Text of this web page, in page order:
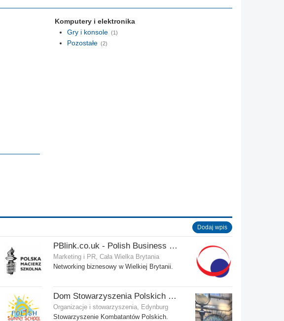
Komputery i elektronika
Gry i konsole (1)
Pozostałe (2)
Dodaj wpis
PBlink.co.uk - Polish Business Link
Marketing i PR, Cała Wielka Brytania
Networking biznesowy w Wielkiej Brytanii.
Dom Stowarzyszenia Polskich Kombatantów (SPK) w Edynburgu
Organizacje i stowarzyszenia, Edynburg
Stowarzyszenie Kombatantów Polskich.